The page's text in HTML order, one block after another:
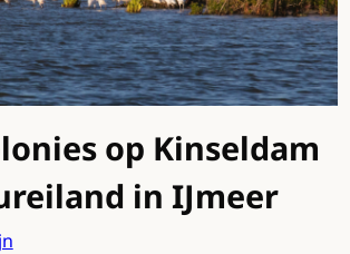
op Kinseldam
in IJmeer